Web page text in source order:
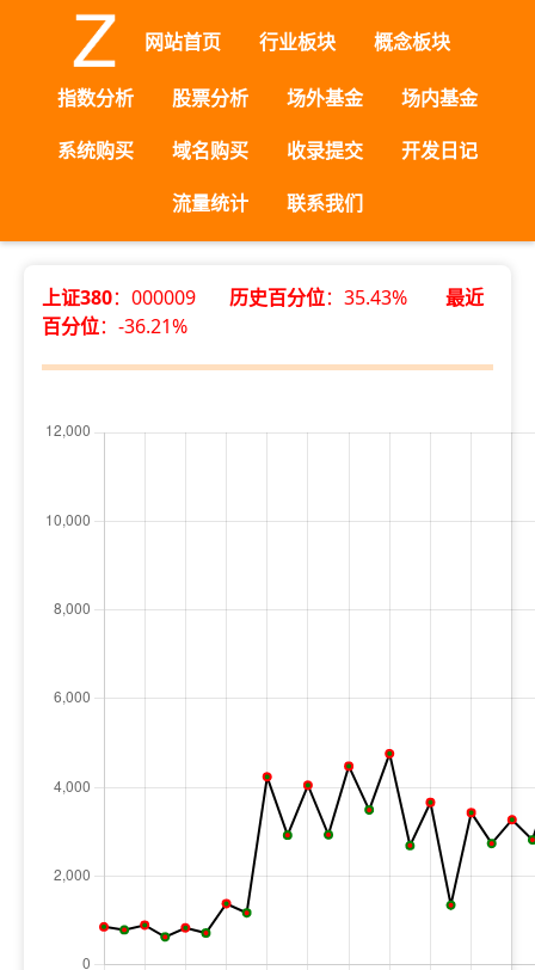
网站首页 行业板块 概念板块
指数分析 股票分析 场外基金
场内基金
系统购买
域名购买 收录提交
开发日记
流量统计
联系我们
上证380：000009 历史百分位：35.43% 最近
百分位：-36.21%